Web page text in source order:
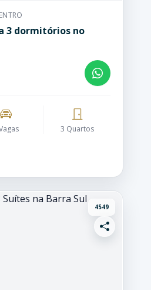
3 dormitórios no
3 Quartos
4549